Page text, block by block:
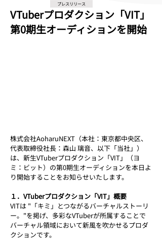
プレスリリース
VTuberプロダクション「VIT」
第0期生オーディションを開始
株式会社AoharuNEXT（本社：東京都中央区、
代表取締役社長：森山 璃音、以下「当社」）
は、新生VTuberプロダクション「VIT」（ヨ
ミ：ビット）の第0期生オーディションを本日よ
り開始することをお知らせいたします。
１．VTuberプロダクション「VIT」概要
VITは "「キミ」とつながるバーチャルストーリ
ー。"を掲げ、多彩なVTuberが所属することで
バーチャル領域において新風を吹かせるプロダ
クションです。